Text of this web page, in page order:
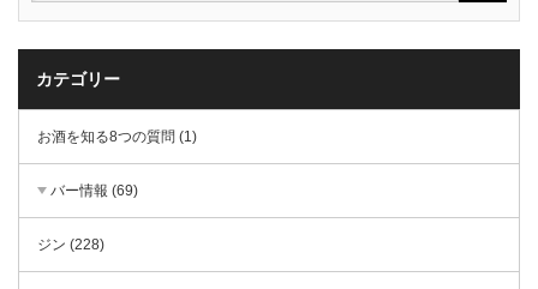
カテゴリー
お酒を知る8つの質問 (1)
バー情報 (69)
ジン (228)